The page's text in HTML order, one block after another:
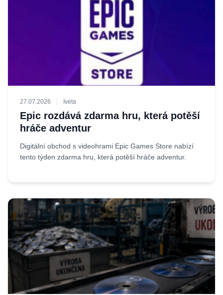
27.07.2026 Iveta
Epic rozdává zdarma hru, která potěší
hráče adventur
Digitální obchod s videohrami Epic Games Store nabízí
tento týden zdarma hru, která potěší hráče adventur.